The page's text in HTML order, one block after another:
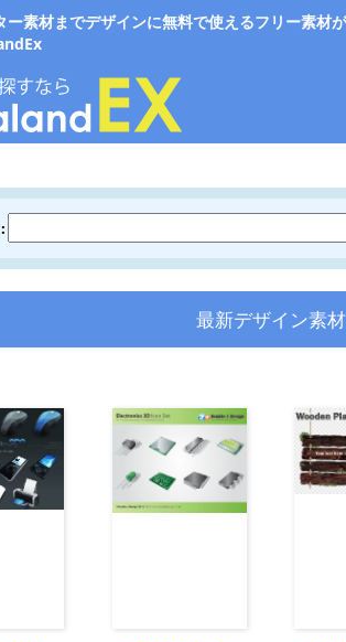
ー素材までデザインに無料で使えるフリー素材
最新デザイン素材